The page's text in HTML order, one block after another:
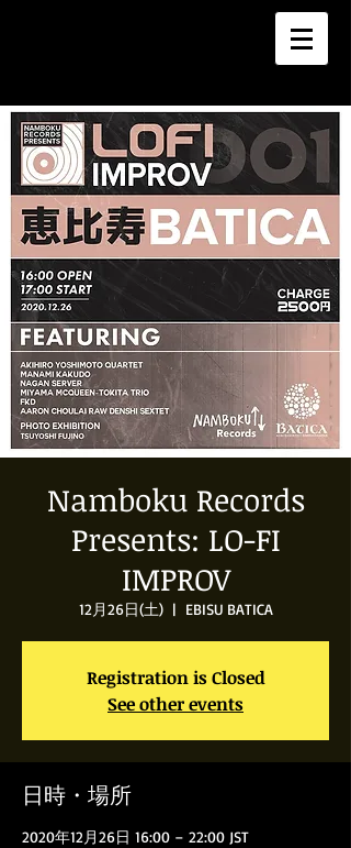
Namboku Records
Presents: LO-FI
IMPROV
12月26日(土)
  |
EBISU BATICA
Registration is Closed
See other events
日時・場所
2020年12月26日 16:00 – 22:00 JST